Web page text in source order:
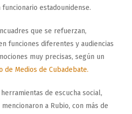
estadounidense.
que se refuerzan,
funciones diferentes y audiencias
muy precisas, según un
de Medios de Cubadebate.
de escucha social,
a Rubio, con más de